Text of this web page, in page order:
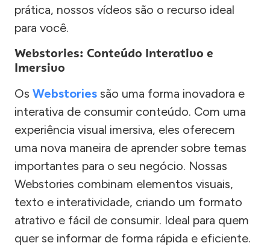
prática, nossos vídeos são o recurso ideal
para você.
Webstories: Conteúdo Interativo e
Imersivo
Os Webstories são uma forma inovadora e
interativa de consumir conteúdo. Com uma
experiência visual imersiva, eles oferecem
uma nova maneira de aprender sobre temas
importantes para o seu negócio. Nossas
Webstories combinam elementos visuais,
texto e interatividade, criando um formato
atrativo e fácil de consumir. Ideal para quem
quer se informar de forma rápida e eficiente.